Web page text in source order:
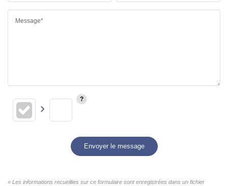
Message*
Envoyer le message
« Les informations recueillies sur ce formulaire sont enregistrées dans un fichier